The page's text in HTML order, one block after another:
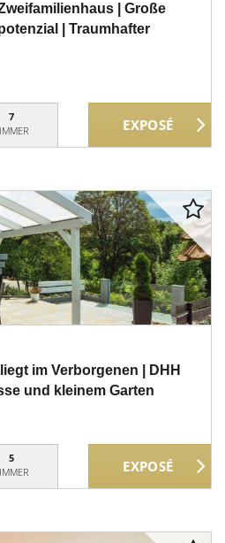
| Große
| Traumhafter
7
im Verborgenen | DHH
und kleinem Garten
5